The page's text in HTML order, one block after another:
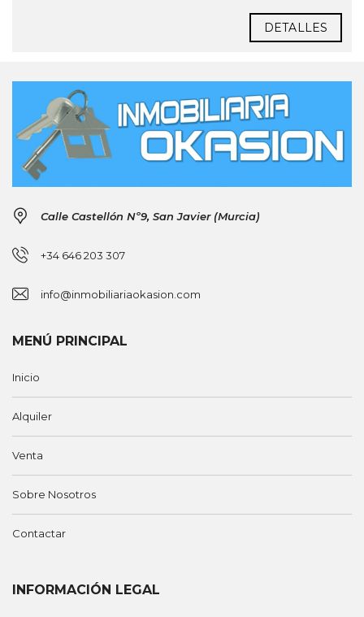
DETALLES
Calle Castellón Nº9, San Javier (Murcia)
+34 646 203 307
info@inmobiliariaokasion.com
MENÚ PRINCIPAL
Inicio
Alquiler
Venta
Sobre Nosotros
Contactar
INFORMACIÓN LEGAL